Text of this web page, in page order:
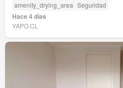
amenity_drying_area Seguridad
Hace 4 días
YAPO.CL